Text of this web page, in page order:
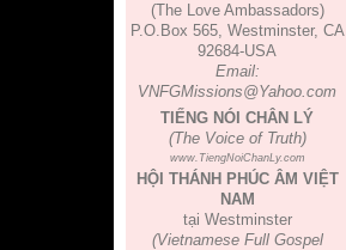
(The Love Ambassadors)
P.O.Box 565, Westminster, CA
92684-USA
Email:
VNFGMissions@Yahoo.com
TIẾNG NÓI CHÂN LÝ
(The Voice of Truth)
www.TiengNoiChanLy.com
HỘI THÁNH PHÚC ÂM VIỆT
NAM
tại Westminster
(Vietnamese Full Gospel